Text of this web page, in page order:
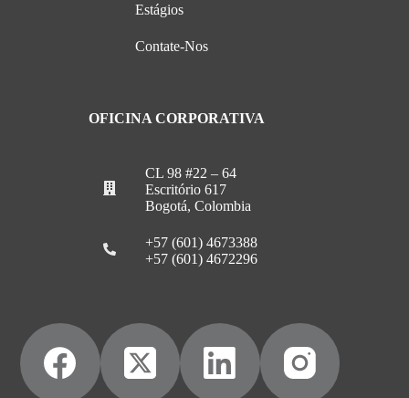
Estágios
Contate-Nos
OFICINA CORPORATIVA
CL 98 #22 – 64
Escritório 617
Bogotá, Colombia
+57 (601) 4673388
+57 (601) 4672296